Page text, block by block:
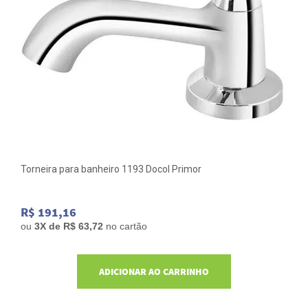
Torneira para banheiro 1193 Docol Primor
R$ 191,16
ou 3X de R$ 63,72 no cartão
ADICIONAR AO CARRINHO